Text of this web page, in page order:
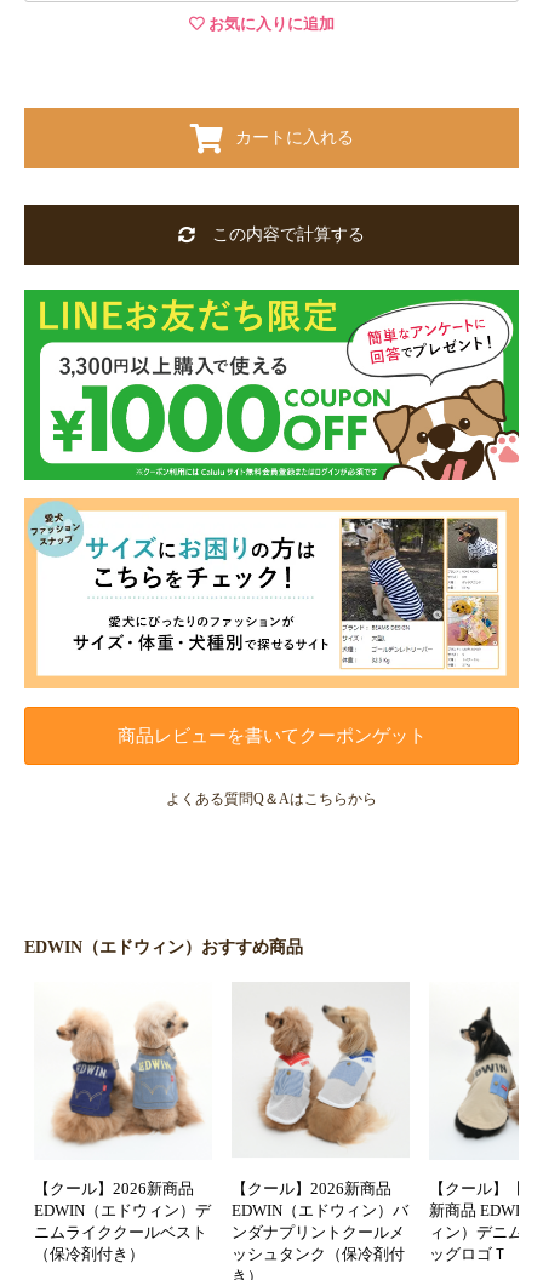
お気に入りに追加
カートに入れる
この内容で計算する
商品レビューを書いてクーポンゲット
よくある質問Q＆Aはこちらから
EDWIN（エドウィン）おすすめ商品
【クール】2026新商品
EDWIN（エドウィン）デ
ニムライククールベスト
（保冷剤付き）
【クール】2026新商品
EDWIN（エドウィン）バ
ンダナプリントクールメ
ッシュタンク（保冷剤付
き）
【クール】【
新商品 EDWIN
ィン）デニム
ッグロゴＴ